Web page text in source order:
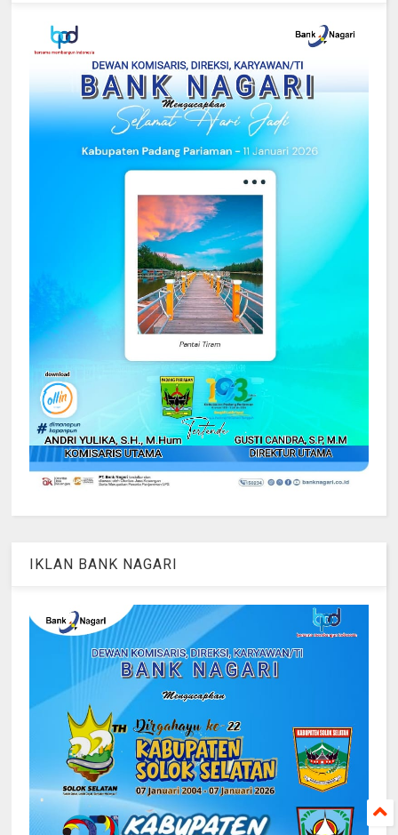
IKLAN BANK NAGARI